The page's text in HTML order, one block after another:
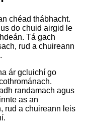
chéad thábhacht.
do chuid airgid le
Tá gach
rud a chuireann
ár gcluichí go
randamach agus
as an
rud a chuireann leis